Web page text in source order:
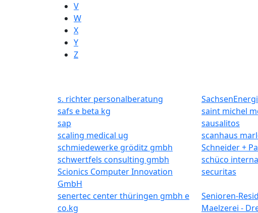
V
W
X
Y
Z
s. richter personalberatung
safs e beta kg
saint michel
sap
sausalitos
scaling medical ug
scanhaus
schmiedewerke gröditz gmbh
Schneider +
schwertfels consulting gmbh
schüco
Scionics Computer Innovation
GmbH
securitas
senertec center thüringen gmbh e
co.kg
Senioren-
Maelzerei -